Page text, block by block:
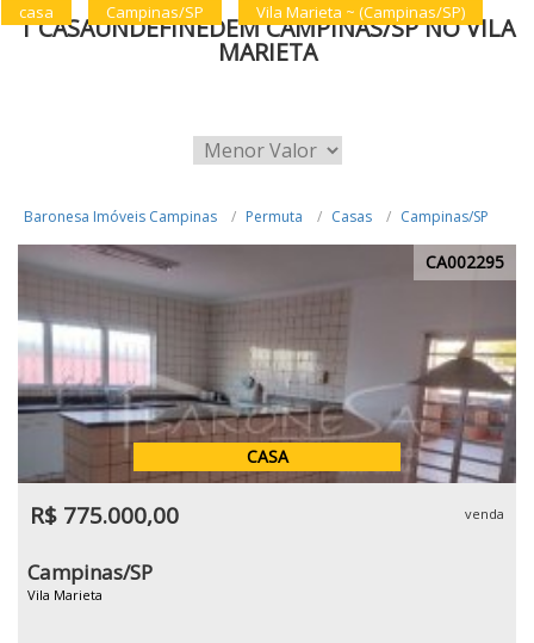
casa Campinas/SP Vila Marieta ~ (Campinas/SP)
1 CASAUNDEFINEDEM CAMPINAS/SP NO VILA
MARIETA
Baronesa Imóveis Campinas Permuta Casas Campinas/SP
CA002295
CASA
R$ 775.000,00 venda
Campinas/SP
Vila Marieta